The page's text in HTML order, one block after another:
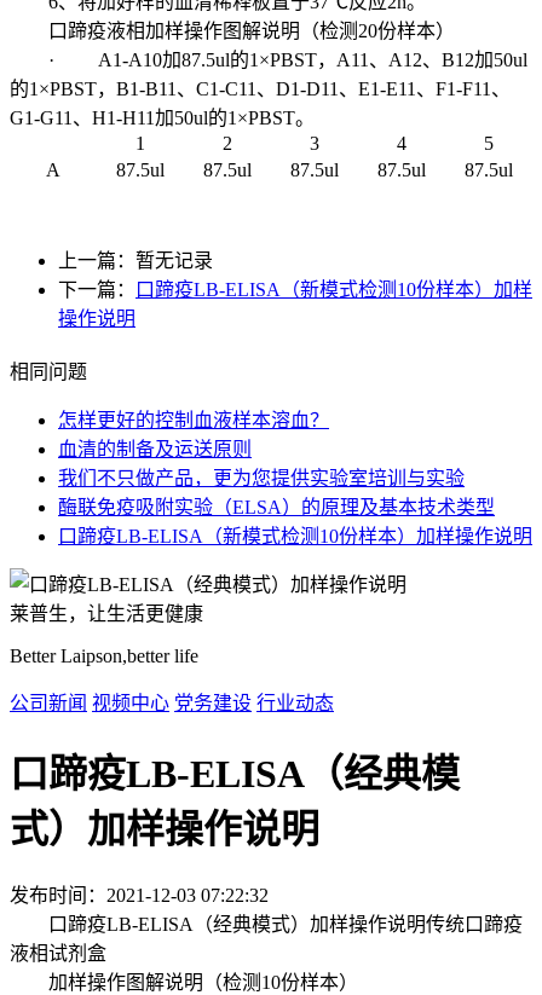
口蹄疫液相加样操作图解说明（检测20份样本）
· A1-A10加87.5ul的1×PBST，A11、A12、B12加50ul
的1×PBST，B1-B11、C1-C11、D1-D11、E1-E11、F1-F11、
G1-G11、H1-H11加50ul的1×PBST。
1
2 3 4
5
A
87.5ul 87.5ul 87.5ul 87.5ul 87.5ul
上一篇：暂无记录
下一篇：
口蹄疫LB-ELISA（新模式检测10份样本）加样
操作说明
相同问题
怎样更好的控制血液样本溶血？
血清的制备及运送原则
我们不只做产品，更为您提供实验室培训与实验
酶联免疫吸附实验（ELSA）的原理及基本技术类型
口蹄疫LB-ELISA（新模式检测10份样本）加样操作说明
莱普生，让生活更健康
Better Laipson,better life
公司新闻 视频中心 党务建设 行业动态
口蹄疫LB-ELISA（经典模
式）加样操作说明
发布时间：2021-12-03 07:22:32
口蹄疫LB-ELISA（经典模式）加样操作说明传统口蹄疫
液相试剂盒
加样操作图解说明（检测10份样本）